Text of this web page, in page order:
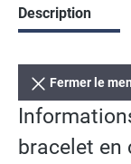
Description
Fermer le
bracelet en